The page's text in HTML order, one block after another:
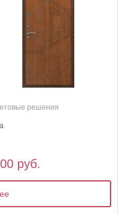
решения
руб.